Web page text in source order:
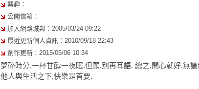
興趣：
公開信箱：
加入網路城邦：2005/03/24 09:22
最近更新個人資訊：2010/09/18 22:43
創作更新：2015/05/06 10:34
夢碎時分,一杯甘醇一夜眠.但願,別再耳語. 總之,開心就好.無
他人與生活之下,快樂是首要.